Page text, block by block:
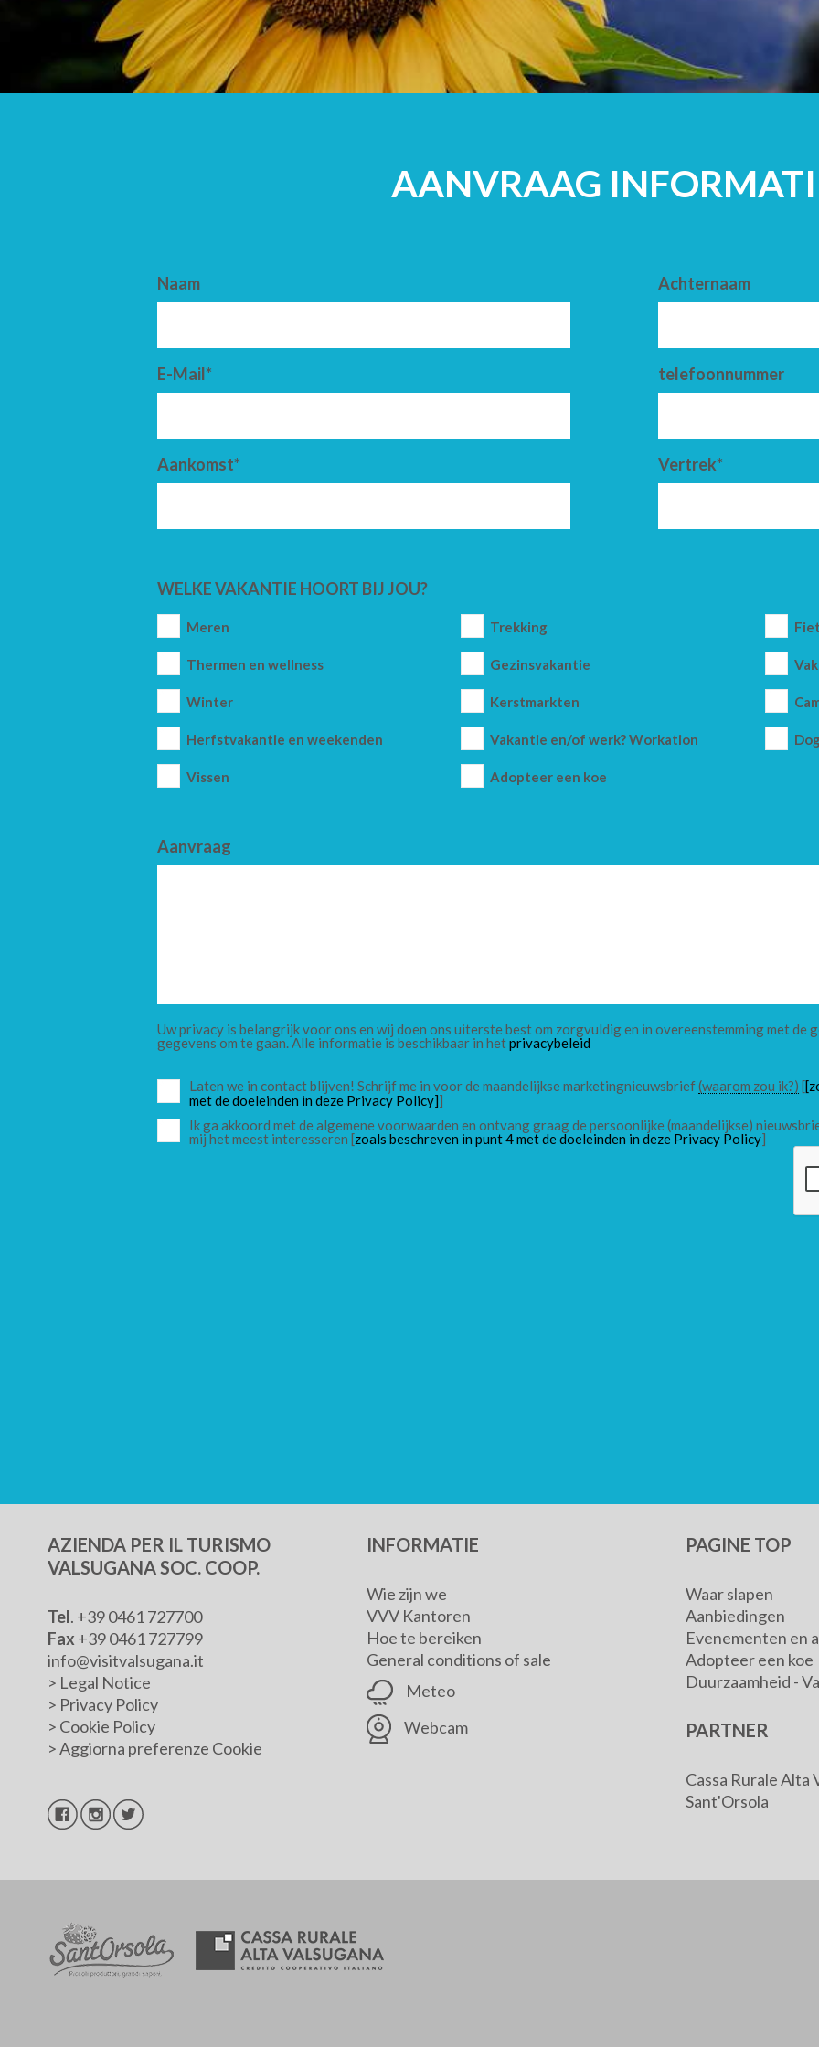
AANKOMST VERTREK
AANVRAAG
Naam Achternaam
E-Mail* telefoonnummer
Aankomst* Vertrek*
WELKE VAKANTIE HOORT BIJ JOU?
Meren Trekking
Thermen en wellness Gezinsvakantie
Winter Kerstmarkten
Herfstvakantie en weekenden Vakantie en/of werk? Workation
Vissen Adopteer een koe
Aanvraag
Uw privacy is belangrijk voor ons en wij doen ons uiterste best om zorgvuldig en in overeenstemming met de
gegevens om te gaan. Alle informatie is beschikbaar in hetprivacybeleid
Laten we in contact blijven! Schrijf me in voor de maandelijkse marketingnieuwsbrief(waarom zou ik?) [
met de doeleinden in deze Privacy Policy]]
Ik ga akkoord met de algemene voorwaarden en ontvang graag de persoonlijke (maandelijkse)
mij het meest interesseren [zoals beschreven in punt 4 met de doeleinden in deze Privacy Policy]
AZIENDA PER IL TURISMO
VALSUGANA SOC. COOP.
Tel. +39 0461 727700
Fax +39 0461 727799
info@visitvalsugana.it
> Legal Notice
> Privacy Policy
> Cookie Policy
>Aggiorna preferenze Cookie
INFORMATIE
Wie zijn we
VVV Kantoren
Hoe te bereiken
General conditions of sale
Meteo
Webcam
PAGINE TOP
Waar slapen
Aanbiedingen
Evenementen en
Adopteer een koe
Duurzaamheid -
PARTNER
Cassa Rurale Alta
Sant'Orsola